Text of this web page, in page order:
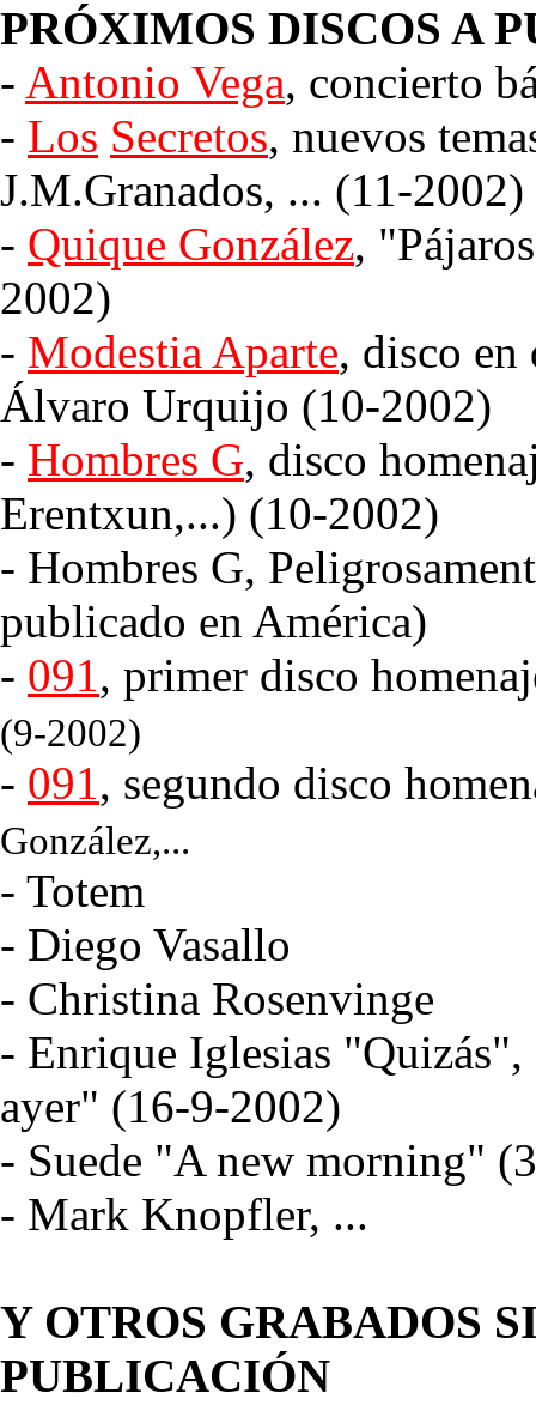
PRÓXIMOS DISCOS A
- Antonio Vega, concierto
- Los Secretos, nuevos
J.M.Granados, ... (11-2002)
- Quique González,
2002)
- Modestia Aparte, disco en
Álvaro Urquijo (10-2002)
- Hombres G, disco
Erentxun,...) (10-2002)
- Hombres G,
publicado en América)
- 091, primer disco
(9-2002)
- 091, segundo disco
González,...
- Totem
- Diego Vasallo
- Christina Rosenvinge
- Enrique Iglesias
ayer" (16-9-2002)
- Suede "A new morning"
- Mark Knopfler, ...
Y OTROS GRABADOS
PUBLICACIÓN